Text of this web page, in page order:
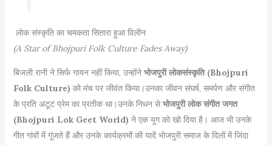
लोक संस्कृति का चमकता सितारा हुआ विलीन
(A Star of Bhojpuri Folk Culture Fades Away)
बिजली रानी ने सिर्फ गायन नहीं किया, उन्होंने भोजपुरी लोकसंस्कृति (Bhojpuri
Folk Culture) को मंच पर जीवंत किया।उनका जीवन संघर्ष, समर्पण और संगीत
के प्रति अटूट प्रेम का प्रतीक था।उनके निधन सेभोजपुरी लोक संगीत जगत
(Bhojpuri Lok Geet World) ने एक युग को खो दिया है। आज भी उनके
गीत गांवों में गूंजते हैं और उनके कार्यक्रमों की यादें भोजपुरी समाज के दिलों में जिंदा